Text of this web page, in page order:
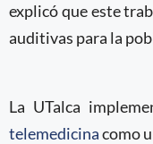
explicó que este
auditivas para la
La UTalca
telemedicinacomo